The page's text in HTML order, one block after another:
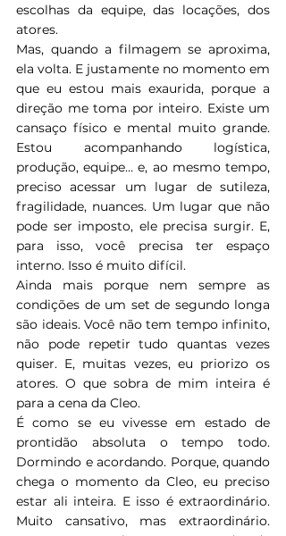
escolhas da equipe, das locações, dos
atores.
Mas, quando a filmagem se aproxima,
ela volta. E justamente no momento em
que eu estou mais exaurida, porque a
direção me toma por inteiro. Existe um
cansaço físico e mental muito grande.
Estou acompanhando logística,
produção, equipe… e, ao mesmo tempo,
preciso acessar um lugar de sutileza,
fragilidade, nuances. Um lugar que não
pode ser imposto, ele precisa surgir. E,
para isso, você precisa ter espaço
interno. Isso é muito difícil.
Ainda mais porque nem sempre as
condições de um set de segundo longa
são ideais. Você não tem tempo infinito,
não pode repetir tudo quantas vezes
quiser. E, muitas vezes, eu priorizo os
atores. O que sobra de mim inteira é
para a cena da Cleo.
É como se eu vivesse em estado de
prontidão absoluta o tempo todo.
Dormindo e acordando. Porque, quando
chega o momento da Cleo, eu preciso
estar ali inteira. E isso é extraordinário.
Muito cansativo, mas extraordinário.